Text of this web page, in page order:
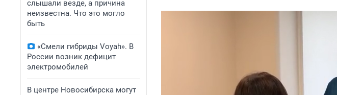
слышали везде, а причина
неизвестна. Что это могло
быть
«Смели гибриды Voyah». В
России возник дефицит
электромобилей
В центре Новосибирска могут